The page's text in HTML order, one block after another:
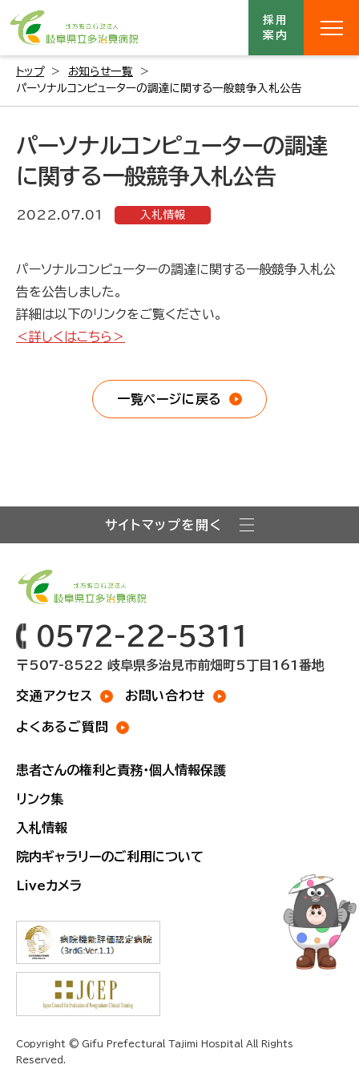
採用
案内
トップ
お知らせ一覧
パーソナルコンピューターの調達に関する一般競争入札公告
パーソナルコンピューターの調達
に関する一般競争入札公告
2022.07.01 入札情報
パーソナルコンピューターの調達に関する一般競争入札公
告を公告しました。
詳細は以下のリンクをご覧ください。
＜詳しくはこちら＞
一覧ページに戻る
サイトマップを開く
0572-22-5311
〒507-8522 岐阜県多治見市前畑町5丁目161番地
交通アクセス お問い合わせ
よくあるご質問
患者さんの権利と責務・個人情報保護
リンク集
入札情報
院内ギャラリーのご利用について
Liveカメラ
Copyright © Gifu Prefectural Tajimi Hospital All Rights
Reserved.